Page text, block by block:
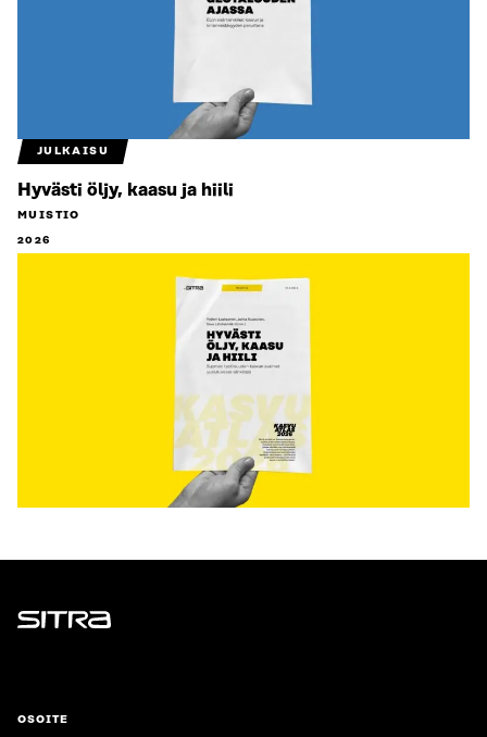
JULKAISU
Hyvästi öljy, kaasu ja hiili
MUISTIO
2026
Sitra
OSOITE